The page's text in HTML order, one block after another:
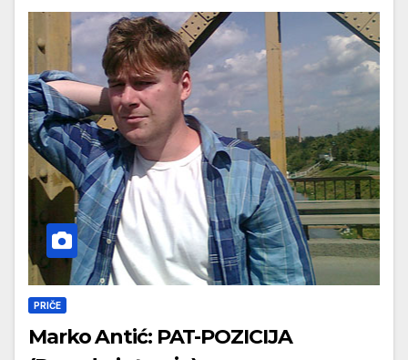
PRIČE
Marko Antić: PAT-POZICIJA